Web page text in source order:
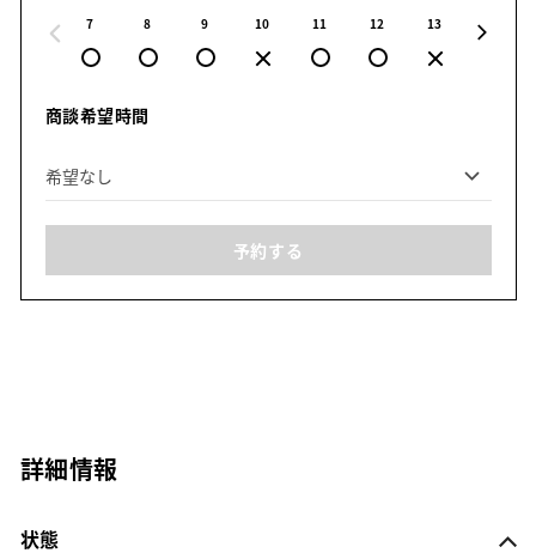
7 8 9 10 11 12 13
商談希望時間
予約する
詳細情報
状態